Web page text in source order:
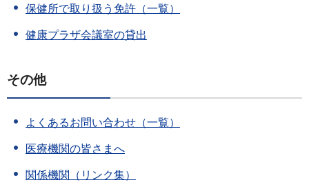
保健所で取り扱う免許（一覧）
健康プラザ会議室の貸出
その他
よくあるお問い合わせ（一覧）
医療機関の皆さまへ
関係機関（リンク集）